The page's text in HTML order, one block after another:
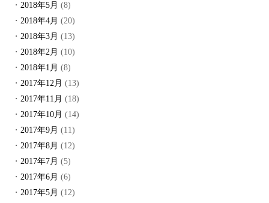
2018年5月 (8)
2018年4月 (20)
2018年3月 (13)
2018年2月 (10)
2018年1月 (8)
2017年12月 (13)
2017年11月 (18)
2017年10月 (14)
2017年9月 (11)
2017年8月 (12)
2017年7月 (5)
2017年6月 (6)
2017年5月 (12)